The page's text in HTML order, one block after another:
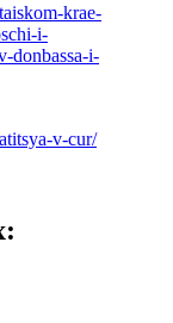
krae-
i-
donbassa-i-
v-cur/